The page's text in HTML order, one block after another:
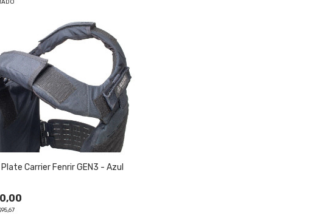
Carrier Fenrir GEN3 - Azul